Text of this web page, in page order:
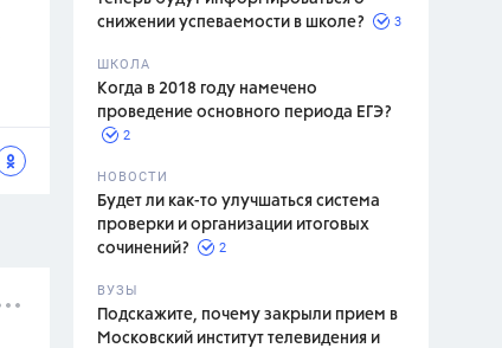
снижении успеваемости в школе?
3
ШКОЛА
Когда в 2018 году намечено
проведение основного периода ЕГЭ?
2
НОВОСТИ
Будет ли как-то улучшаться система
проверки и организации итоговых
сочинений?
2
ВУЗЫ
Подскажите, почему закрыли прием в
Московский институт телевидения и